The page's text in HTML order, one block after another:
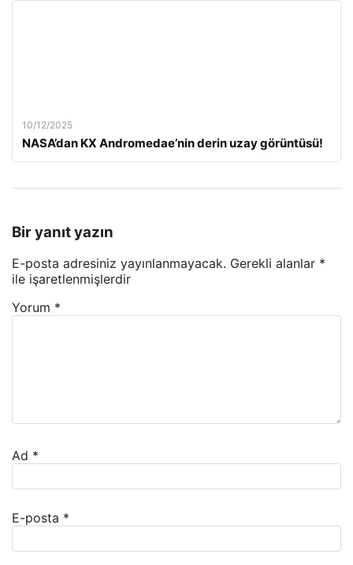
10/12/2025
NASA’dan KX Andromedae’nin derin uzay görüntüsü!
Bir yanıt yazın
E-posta adresiniz yayınlanmayacak. Gerekli alanlar *
ile işaretlenmişlerdir
Yorum *
Ad *
E-posta *